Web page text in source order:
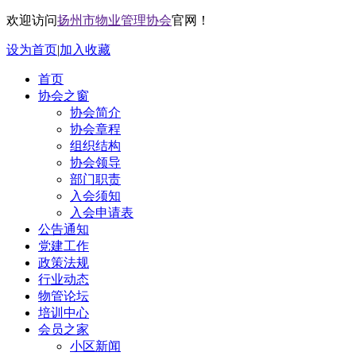
欢迎访问扬州市物业管理协会官网！
设为首页|加入收藏
首页
协会之窗
协会简介
协会章程
组织结构
协会领导
部门职责
入会须知
入会申请表
公告通知
党建工作
政策法规
行业动态
物管论坛
培训中心
会员之家
小区新闻